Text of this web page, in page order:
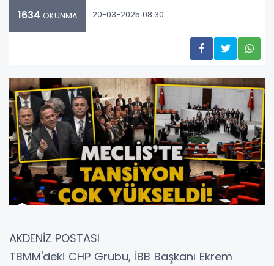
1634 OKUNMA 20-03-2025 08:30
AKDENİZ POSTASI
TBMM'deki CHP Grubu, İBB Başkanı Ekrem